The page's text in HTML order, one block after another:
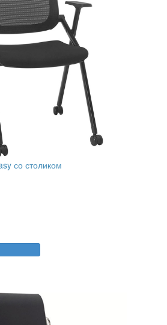
со столиком